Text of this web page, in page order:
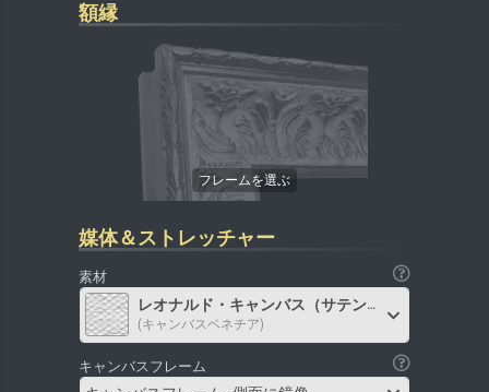
額縁
媒体＆ストレッチャー
素材
レオナルド・キャンバス（サテン）
(キャンバスベネチア)
キャンバスフレーム